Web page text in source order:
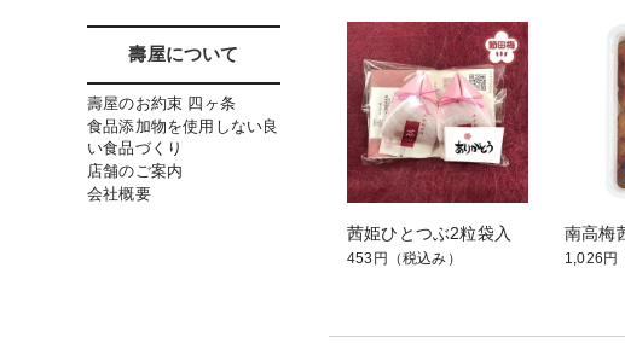
茜姫ひとつぶ2粒袋入
453円 （税込み） 1,026円
壽屋について
壽屋のお約束 四ヶ条
食品添加物を使用しない良
い食品づくり
店舗のご案内
会社概要